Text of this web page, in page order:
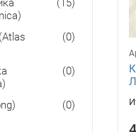
(15)
(0)
(0)
(0)